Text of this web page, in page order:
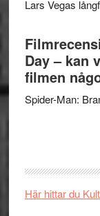
Lars Vegas
Day – kan
filmen
Spider-Man:
Här hittar du